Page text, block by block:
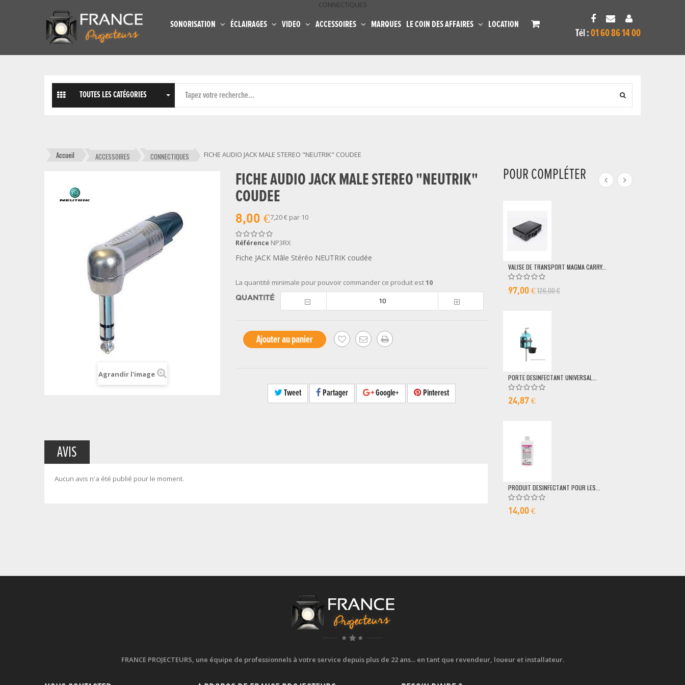
SONORISATION ÉCLAIRAGES VIDEO ACCESSOIRES MARQUES LE COIN DES AFFAIRES LOCATION
Tél : 01 60 86 14 00
CONNECTIQUES
TOUTES LES CATÉGORIES
Accueil ACCESSOIRES CONNECTIQUES FICHE AUDIO JACK MALE STEREO "NEUTRIK" COUDEE
Agrandir l'image
FICHE AUDIO JACK MALE STEREO "NEUTRIK"
COUDEE
8,00 €7,20 € par 10
Référence NP3RX
Fiche JACK Mâle Stéréo NEUTRIK coudée
La quantité minimale pour pouvoir commander ce produit est10
QUANTITÉ
Ajouter au panier
Tweet Partager Google+ Pinterest
AVIS
Aucun avis n'a été publié pour le moment.
POUR COMPLÉTER
VALISE DE TRANSPORT MAGMA CARRY...
97,00 €126,00 €
PORTE DESINFECTANT UNIVERSAL...
24,87 €
PRODUIT DESINFECTANT POUR LES...
14,00 €
FRANCE PROJECTEURS, une équipe de professionnels à votre service depuis plus de 22 ans... en tant que revendeur, loueur et installateur.